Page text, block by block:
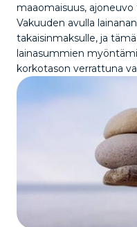
maaomaisuus,
Vakuuden avulla
takaisinmaksulle, ja
lainasummien
korkotason verrattuna